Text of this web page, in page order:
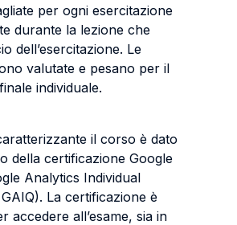
per ogni esercitazione
durante la lezione che
dell’esercitazione. Le
valutate e pesano per il
individuale.
il corso è dato
della certificazione Google
Analytics Individual
La certificazione è
accedere all’esame, sia in